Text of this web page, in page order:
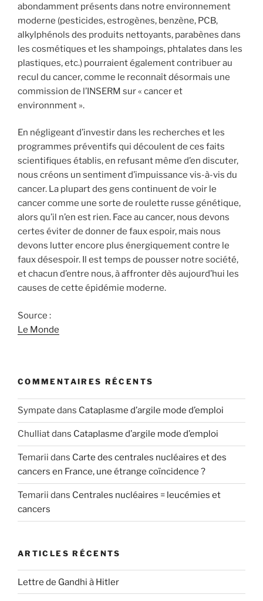
abondamment présents dans notre environnement
moderne (pesticides, estrogènes, benzène, PCB,
alkylphénols des produits nettoyants, parabènes dans
les cosmétiques et les shampoings, phtalates dans les
plastiques, etc.) pourraient également contribuer au
recul du cancer, comme le reconnaît désormais une
commission de l’INSERM sur « cancer et
environnment ».
En négligeant d’investir dans les recherches et les
programmes préventifs qui découlent de ces faits
scientifiques établis, en refusant même d’en discuter,
nous créons un sentiment d’impuissance vis-à-vis du
cancer. La plupart des gens continuent de voir le
cancer comme une sorte de roulette russe génétique,
alors qu’il n’en est rien. Face au cancer, nous devons
certes éviter de donner de faux espoir, mais nous
devons lutter encore plus énergiquement contre le
faux désespoir. Il est temps de pousser notre société,
et chacun d’entre nous, à affronter dès aujourd’hui les
causes de cette épidémie moderne.
Source :
Le Monde
COMMENTAIRES RÉCENTS
Sympate dans Cataplasme d’argile mode d’emploi
Chulliatdans Cataplasme d’argile mode d’emploi
Temarii dans Carte des centrales nucléaires et des
cancers en France, une étrange coïncidence ?
Temarii dans Centrales nucléaires = leucémies et
cancers
ARTICLES RÉCENTS
Lettre de Gandhi à Hitler